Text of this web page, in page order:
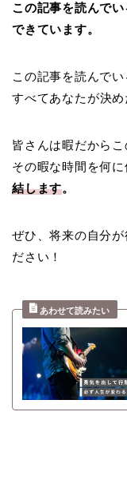
この記事を読んで
できています。
この記事を読んで
すべてあなたが決め
皆さんは暇だからこ
その暇な時間を何
結します。
ぜひ、将来の自分
ださい！